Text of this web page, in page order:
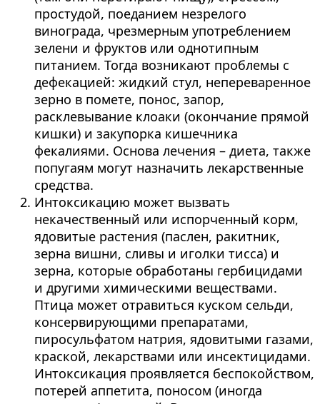
простудой, поеданием незрелого
винограда, чрезмерным употреблением
зелени и фруктов или однотипным
питанием. Тогда возникают проблемы с
дефекацией: жидкий стул, непереваренное
зерно в помете, понос, запор,
расклевывание клоаки (окончание прямой
кишки) и закупорка кишечника
фекалиями. Основа лечения – диета, также
попугаям могут назначить лекарственные
средства.
Интоксикацию может вызвать
некачественный или испорченный корм,
ядовитые растения (паслен, ракитник,
зерна вишни, сливы и иголки тисса) и
зерна, которые обработаны гербицидами
и другими химическими веществами.
Птица может отравиться куском сельди,
консервирующими препаратами,
пиросульфатом натрия, ядовитыми газами,
краской, лекарствами или инсектицидами.
Интоксикация проявляется беспокойством,
потерей аппетита, поносом (иногда